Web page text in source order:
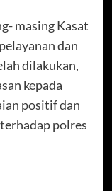
masing Kasat
dan
dilakukan,
kepada
positif dan
polres